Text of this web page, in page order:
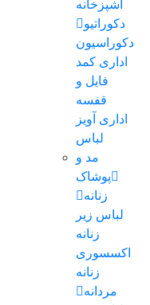
آشپزخانه
دکوراتیو
دکوراسیون
اداری کمد
فایل و
قفسه
اداری آویز
لباس
مد و
پوشاک
زنانه
لباس زیر
زنانه
اکسسوری
زنانه
مردانه